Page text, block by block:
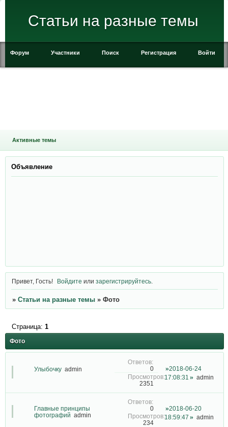
Статьи на разные темы
Форум Участники Поиск Регистрация Войти
Активные темы
Объявление
Привет, Гость! Войдите илизарегистрируйтесь
» Статьи на разные темы » Фото
Фото
Страница: 1
Улыбочку admin 0
2351
2018-06-24
17:08:31
admin
Главные принципы
фотографий admin
0
234
2018-06-20
18:59:47
admin